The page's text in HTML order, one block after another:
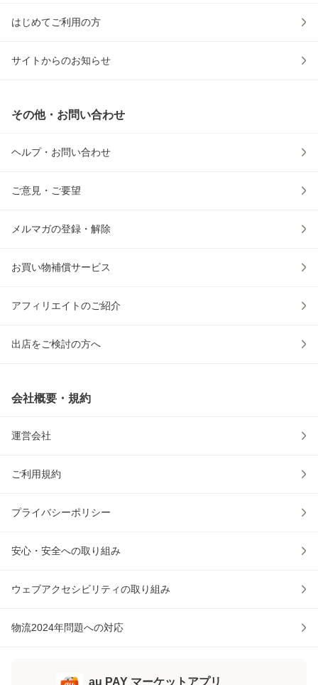
はじめてご利用の方
サイトからのお知らせ
その他・お問い合わせ
ヘルプ・お問い合わせ
ご意見・ご要望
メルマガの登録・解除
お買い物補償サービス
アフィリエイトのご紹介
出店をご検討の方へ
会社概要・規約
運営会社
ご利用規約
プライバシーポリシー
安心・安全への取り組み
ウェブアクセシビリティの取り組み
物流2024年問題への対応
au PAY マーケットアプリ